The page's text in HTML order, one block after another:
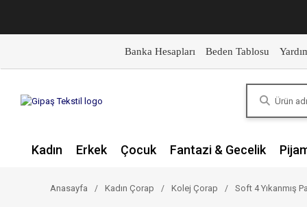
Banka Hesapları Beden Tablosu
Kadın Erkek Çocuk Fantazi & Gecelik
Anasayfa Kadın Çorap Kolej Çorap Soft 4 Yıkanmış